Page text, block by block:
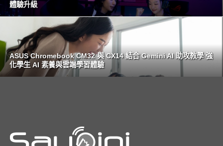
體驗升級
ASUS Chromebook CM32 與 CX14 結合 Gemini AI 助攻教學 強
化學生 AI 素養與雲端學習體驗